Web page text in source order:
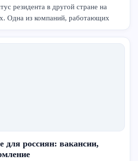
резидента в другой стране на
Одна из компаний, работающих
для россиян: вакансии,